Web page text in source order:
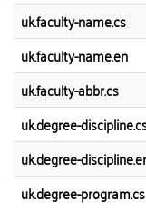
uk.faculty-name.cs
uk.faculty-name.en
uk.faculty-abbr.cs
uk.degree-
uk.degree-
uk.degree-program.cs